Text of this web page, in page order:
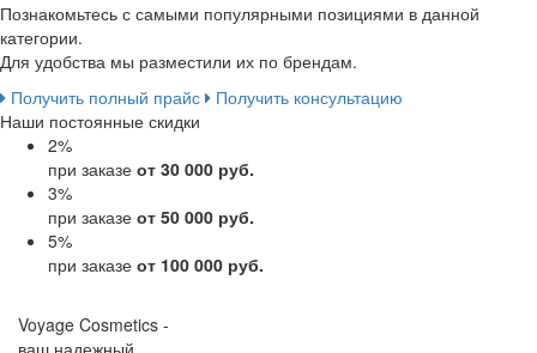
Познакомьтесь с самыми популярными позициями в данной
категории.
Для удобства мы разместили их по брендам.
Получить полный прайс
Получить консультацию
Наши постоянные скидки
2%
при заказе от 30 000 руб.
3%
при заказе от 50 000 руб.
5%
при заказе от 100 000 руб.
Voyage Cosmetics -
ваш надежный